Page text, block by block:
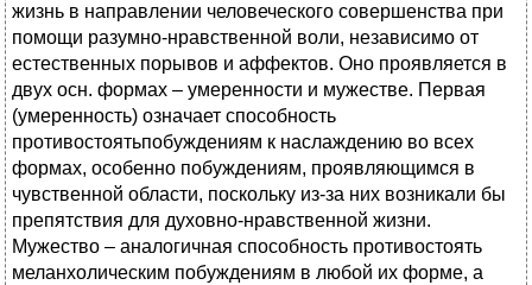
жизнь в направлении человеческого совершенства при
помощи разумно-нравственной воли, независимо от
естественных порывов и аффектов. Оно проявляется в
двух осн. формах – умеренности и мужестве. Первая
(умеренность) означает способность
противостоятьпобуждениям к наслаждению во всех
формах, особенно побуждениям, проявляющимся в
чувственной области, поскольку из-за них возникали бы
препятствия для духовно-нравственной жизни.
Мужество – аналогичная способность противостоять
меланхолическим побуждениям в любой их форме, а